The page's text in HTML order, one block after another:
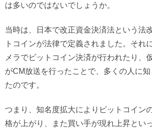
は多いのではないでしょうか。
当時は、日本で改正資金決済法という法
トコインが法律で定義されました。それ
メラでビットコイン決済が行われたり、
がCM放送を行ったことで、多くの人に
たのです。
つまり、知名度拡大によりビットコイン
格が上がり、また買い手が現れ上昇とい